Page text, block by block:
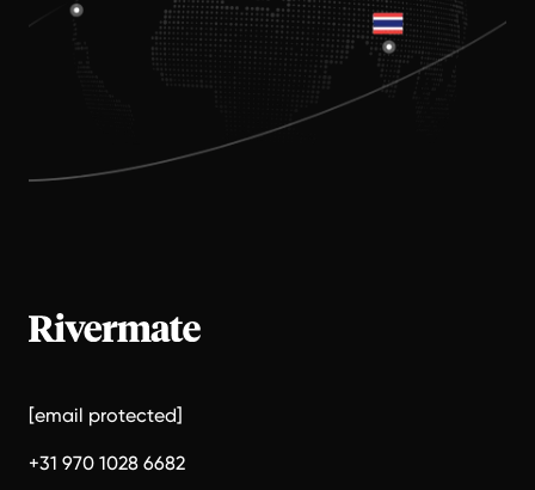
[email protected]
+31 970 1028 6682